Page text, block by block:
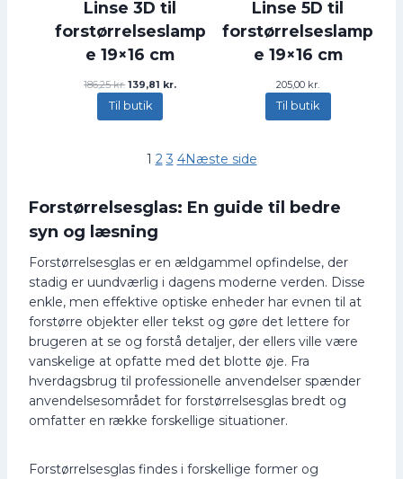
0
,
7
5
k
r
k
1
4
0
k
0
Linse 3D til
forstørrelseslamp
e 19×16 cm
186,25kr. D
d
l
g
e
p
i
s
v
a
r
:
1
,
139,81 kr.D
t
l
r
i
s
r
:
1
9
,
8
k
Til butik
Linse 5D til
forstørrelseslamp
e 19×16 cm
205,00 kr.
Til butik
1 2 3 4Næste side
Forstørrelsesglas: En guide til bedre
syn og læsning
Forstørrelsesglas er en ældgammel opfindelse, der
stadig er uundværlig i dagens moderne verden. Disse
enkle, men effektive optiske enheder har evnen til at
forstørre objekter eller tekst og gøre det lettere for
brugeren at se og forstå detaljer, der ellers ville være
vanskelige at opfatte med det blotte øje. Fra
hverdagsbrug til professionelle anvendelser spænder
anvendelsesområdet for forstørrelsesglas bredt og
omfatter en række forskellige situationer.
Forstørrelsesglas findes i forskellige former og